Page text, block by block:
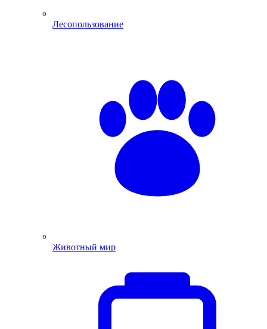
Лесопользование
Животный мир